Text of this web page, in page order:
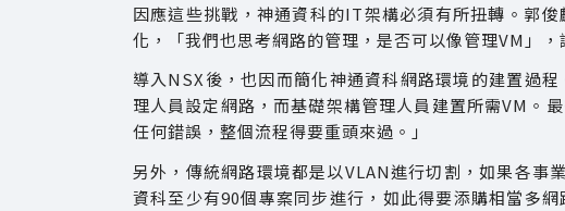
因應這些挑戰，神通資科的IT架構必須有所扭轉。郭
化，「我們也思考網路的管理，是否可以像管理VM」
導入NSX後，也因而簡化神通資科網路環境的建置過
理人員設定網路，而基礎架構管理人員建置所需VM。
任何錯誤，整個流程得要重頭來過。」
另外，傳統網路環境都是以VLAN進行切割，如果各事
資科至少有90個專案同步進行，如此得要添購相當多